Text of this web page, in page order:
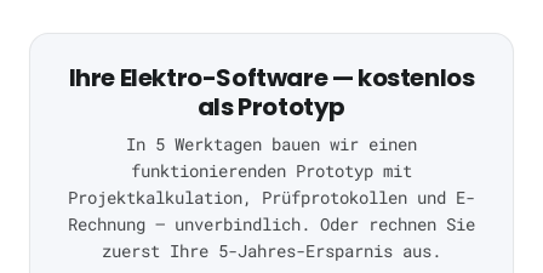
Ihre Elektro-Software — kostenlos
als Prototyp
In 5 Werktagen bauen wir einen
funktionierenden Prototyp mit
Projektkalkulation, Prüfprotokollen und E-
Rechnung — unverbindlich. Oder rechnen Sie
zuerst Ihre 5-Jahres-Ersparnis aus.